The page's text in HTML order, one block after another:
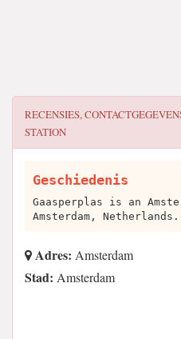
RECENSIES,
STATION
Geschiedenis
Gaasperplas is an
Amsterdam, Netherlands.
Adres: Amsterdam
Stad: Amsterdam